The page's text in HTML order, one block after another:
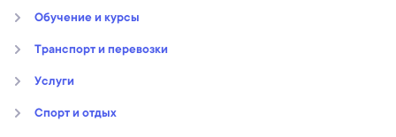
Обучение и курсы
Транспорт и перевозки
Услуги
Спорт и отдых